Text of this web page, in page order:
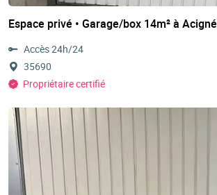
Espace privé • Garage/box 14m² à Acigné
Accès 24h/24
35690
Propriétaire certifié